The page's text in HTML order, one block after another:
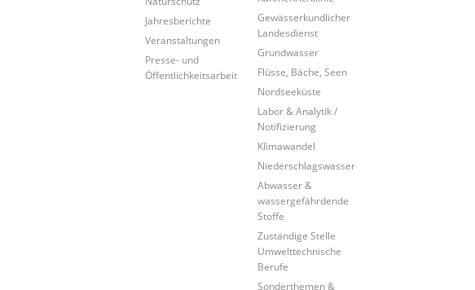
Jahresberichte
Veranstaltungen
Presse- und
Öffentlichkeitsarbeit
Gewässerkundlicher
Landesdienst
Grundwasser
Flüsse, Bäche, Seen
Nordseeküste
Labor & Analytik /
Notifizierung
Klimawandel
Niederschlagswasser
Abwasser &
wassergefährdende
Stoffe
Zuständige Stelle
Umwelttechnische
Berufe
Sonderthemen &